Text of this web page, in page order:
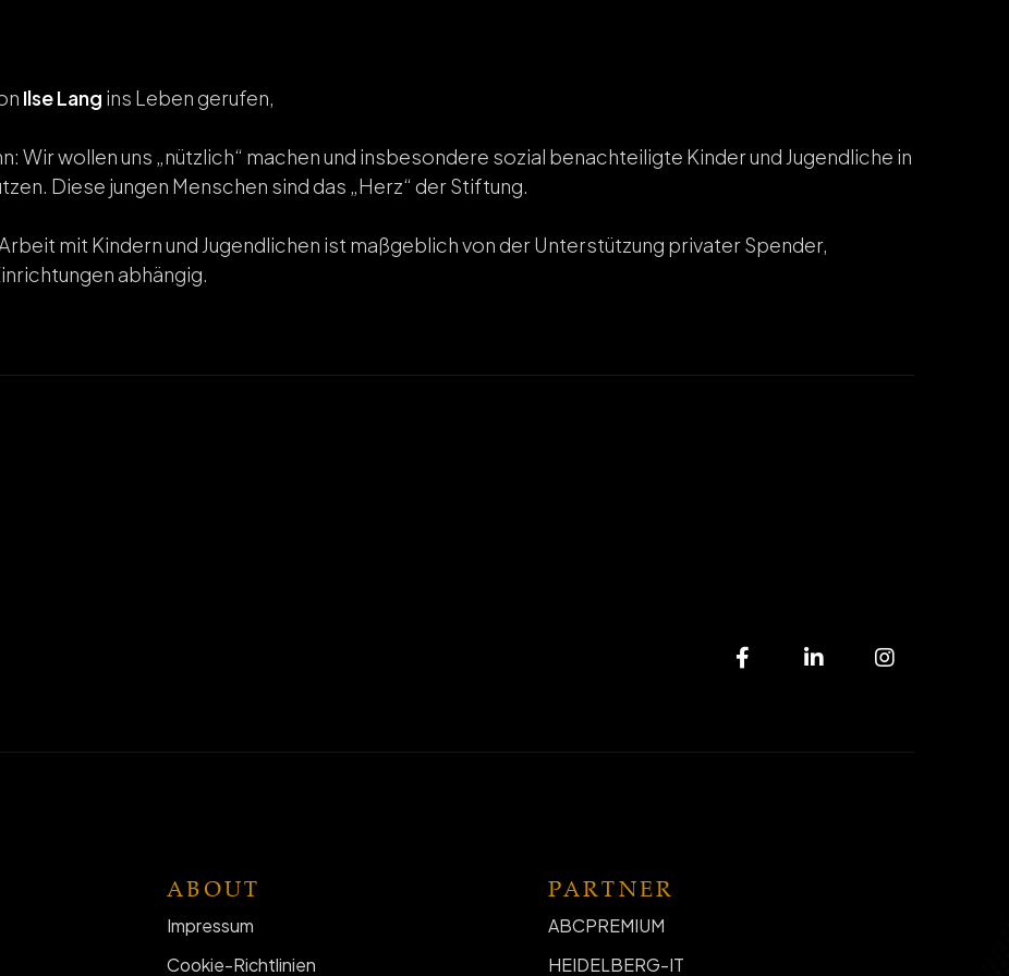
Ilse Lang ins Leben gerufen,
Wir wollen uns „nützlich“ machen und insbesondere sozial benachteiligte Kinder und Jugendliche in
Diese jungen Menschen sind das „Herz“ der Stiftung.
mit Kindern und Jugendlichen ist maßgeblich von der Unterstützung privater Spender,
abhängig.
ABOUT
Impressum
Cookie-Richtlinien
PARTNER
ABCPREMIUM
HEIDELBERG-IT